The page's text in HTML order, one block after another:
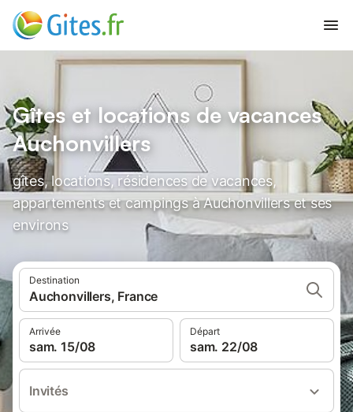
Gîtes et locations de vacances
Auchonvillers
gîtes, locations, résidences de vacances,
appartements et campings à Auchonvillers et ses
environs
Destination
Auchonvillers, France
Arrivée
sam. 15/08
Départ
sam. 22/08
Invités